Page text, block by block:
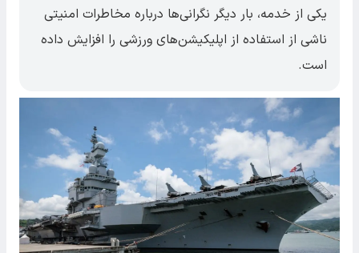
یکی از خدمه، بار دیگر نگرانی‌ها درباره مخاطرات امنیتی
ناشی از استفاده از اپلیکیشن‌های ورزشی را افزایش داده
است.